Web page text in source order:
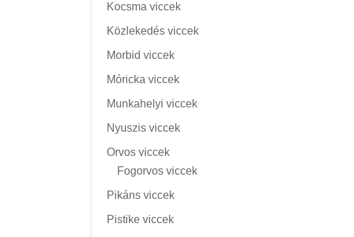
Kocsma viccek
Közlekedés viccek
Morbid viccek
Móricka viccek
Munkahelyi viccek
Nyuszis viccek
Orvos viccek
Fogorvos viccek
Pikáns viccek
Pistike viccek